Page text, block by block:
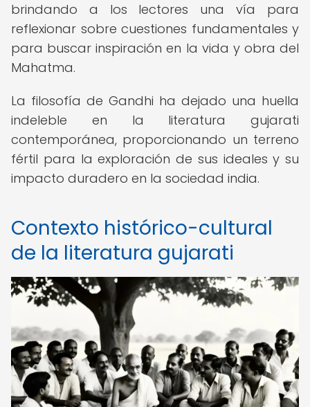
brindando a los lectores una vía para
reflexionar sobre cuestiones fundamentales y
para buscar inspiración en la vida y obra del
Mahatma.
La filosofía de Gandhi ha dejado una huella
indeleble en la literatura gujarati
contemporánea, proporcionando un terreno
fértil para la exploración de sus ideales y su
impacto duradero en la sociedad india.
Contexto histórico-cultural
de la literatura gujarati